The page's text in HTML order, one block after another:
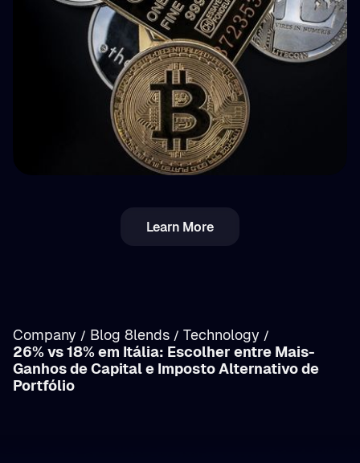
Learn More
Company / Blog 8lends / Technology /
26% vs 18% em Itália: Escolher entre Mais-
Ganhos de Capital e Imposto Alternativo de
Portfólio